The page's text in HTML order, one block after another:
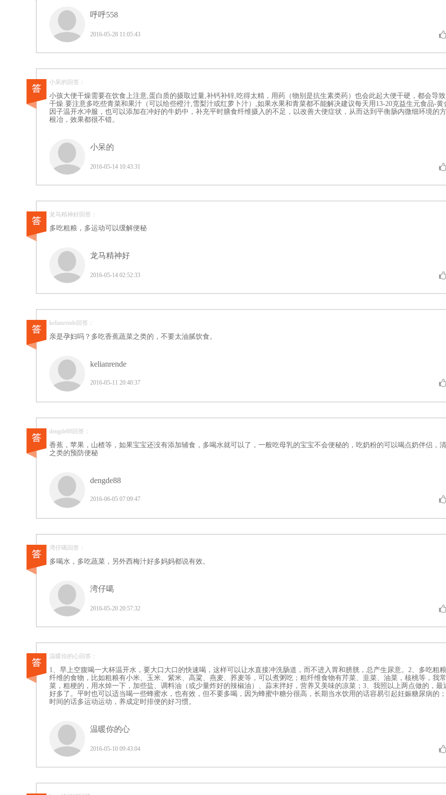
呼呼558
2016-05-28 11:05:43
小呆的回答：
小孩大便干燥需要在饮食上注意,蛋白质的摄取过量,补钙补锌,吃得太精，用药（物别是抗生素类药）也会此起大便干硬，都会导
干燥.要注意多吃些青菜和果汁（可以给些橙汁,雪梨汁或红萝卜汁）,如果水果和青菜都不能解决建议每天用13-20克益生元食品-黄
因子温开水冲服，也可以添加在冲好的牛奶中，补充平时膳食纤维摄入的不足，以改善大便症状，从而达到平衡肠内微细环境的
根冶，效果都很不错。
小呆的
2016-05-14 10:43:31
龙马精神好回答：
多吃粗粮，多运动可以缓解便秘
龙马精神好
2016-05-14 02:52:33
kelianrende回答：
亲是孕妇吗？多吃香蕉蔬菜之类的，不要太油腻饮食。
kelianrende
2016-05-11 20:40:37
dengde88回答：
香蕉，苹果，山楂等，如果宝宝还没有添加辅食，多喝水就可以了，一般吃母乳的宝宝不会便秘的，吃奶粉的可以喝点奶伴侣，
之类的预防便秘
dengde88
2016-06-05 07:09:47
湾仔噶回答：
多喝水，多吃蔬菜，另外西梅汁好多妈妈都说有效。
湾仔噶
2016-05-20 20:57:32
温暖你的心回答：
1、早上空腹喝一大杯温开水，要大口大口的快速喝，这样可以让水直接冲洗肠道，而不进入胃和膀胱，总产生尿意。2、多吃粗
纤维的食物，比如粗粮有小米、玉米、紫米、高粱、燕麦、荞麦等，可以煮粥吃；粗纤维食物有芹菜、韭菜、油菜，核桃等，我
菜，粗梗的，用水焯一下，加些盐、调料油（或少量炸好的辣椒油）、蒜末拌好，营养又美味的凉菜；3、我照以上两点做的，最
好多了。平时也可以适当喝一些蜂蜜水，也有效，但不要多喝，因为蜂蜜中糖分很高，长期当水饮用的话容易引起妊娠糖尿病的
时间的话多运动运动，养成定时排便的好习惯。
温暖你的心
2016-05-10 09:43:04